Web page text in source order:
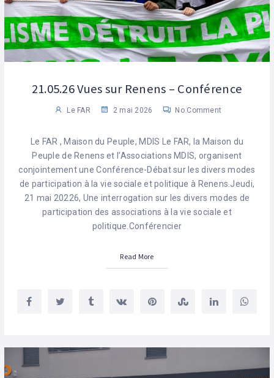
21.05.26 Vues sur Renens – Conférence
Le FAR 2 mai 2026 No Comment
Le FAR , Maison du Peuple, MDIS Le FAR, la Maison du
Peuple de Renens et l’Associations MDIS, organisent
conjointement une Conférence-Débat sur les divers modes
de participation à la vie sociale et politique à Renens.Jeudi,
21 mai 20226, Une interrogation sur les divers modes de
participation des associations à la vie sociale et
politique.Conférencier
Read More